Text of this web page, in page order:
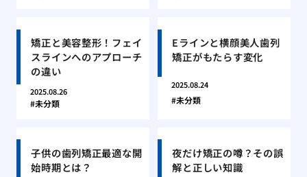
矯正と美容整形！フェイ
スラインへのアプローチ
の違い
2025.08.26
未分類
Eラインと横顔美人歯列
矯正がもたらす変化
2025.08.24
未分類
子供の歯列矯正最適な開
始時期とは？
夜だけ矯正の噂？その誤
解と正しい知識